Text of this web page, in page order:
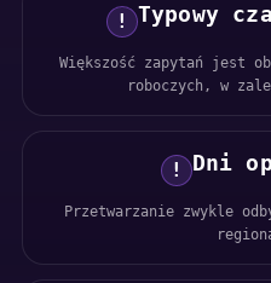
! Typowy
Większość zapytań jest
roboczych, w
! Dni
Przetwarzanie zwykle